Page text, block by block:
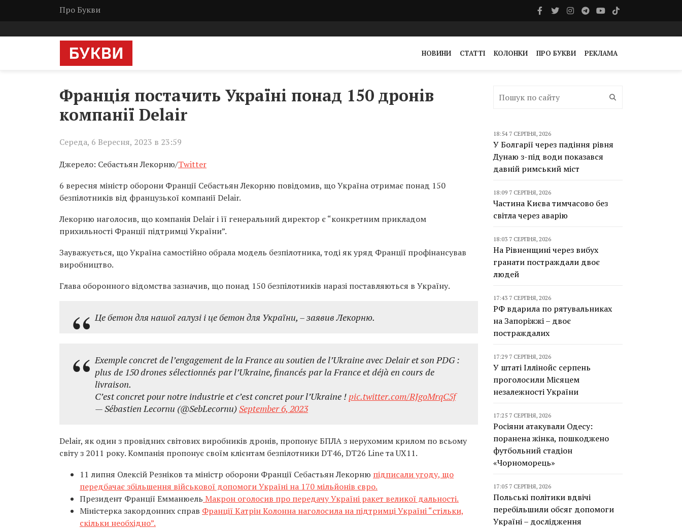
Про Букви
НОВИНИ СТАТТІ КОЛОНКИ ПРО БУКВИ РЕКЛАМА
Франція постачить Україні понад 150 дронів
компанії Delair
Середа, 6 Вересня, 2023 в 23:59
Джерело: Себастьян Лекорню/Twitter
6 вересня міністр оборони Франції Себастьян Лекорню повідомив, що Україна отримає понад 150
безпілотників від французької компанії Delair.
Лекорню наголосив, що компанія Delair і її генеральний директор є “конкретним прикладом
прихильності Франції підтримці України”.
Зауважується, що Україна самостійно обрала модель безпілотника, тоді як уряд Франції профінансував
виробництво.
Глава оборонного відомства зазначив, що понад 150 безпілотників наразі поставляються в Україну.
Це бетон для нашої галузі і це бетон для України, – заявив Лекорню.
Exemple concret de l’engagement de la France au soutien de l’Ukraine avec Delair et son PDG :
plus de 150 drones sélectionnés par l’Ukraine, financés par la France et déjà en cours de
livraison.
C’est concret pour notre industrie et c’est concret pour l’Ukraine ! pic.twitter.com/RJgoMrqC5f
— Sébastien Lecornu (@SebLecornu)September 6, 2023
Delair, як один з провідних світових виробників дронів, пропонує БПЛА з нерухомим крилом по всьому
світу з 2011 року. Компанія пропонує своїм клієнтам безпілотники DT46, DT26 Line та UX11.
11 липня Олексій Резніков та міністр оборони Франції Себастьян Лекорню підписали угоду, що
передбачає збільшення військової допомоги Україні на 170 мільйонів євро.
Президент Франції Емманюель Макрон оголосив про передачу Україні ракет великої дальності.
Міністерка закордонних справ Франції Катрін Колонна наголосила на підтримці Україні “стільки,
скільки необхідно”.
18:54 7 СЕРПНЯ, 2026
У Болгарії через падіння рівня
Дунаю з-під води показався
давній римський міст
18:09 7 СЕРПНЯ, 2026
Частина Києва тимчасово без
світла через аварію
18:03 7 СЕРПНЯ, 2026
На Рівненщині через вибух
гранати постраждали двоє
людей
17:43 7 СЕРПНЯ, 2026
РФ вдарила по рятувальниках
на Запоріжжі – двоє
постраждалих
17:29 7 СЕРПНЯ, 2026
У штаті Іллінойс серпень
проголосили Місяцем
незалежності України
17:25 7 СЕРПНЯ, 2026
Росіяни атакували Одесу:
поранена жінка, пошкоджено
футбольний стадіон
«Чорноморець»
17:05 7 СЕРПНЯ, 2026
Польські політики вдвічі
перебільшили обсяг допомоги
Україні – дослідження